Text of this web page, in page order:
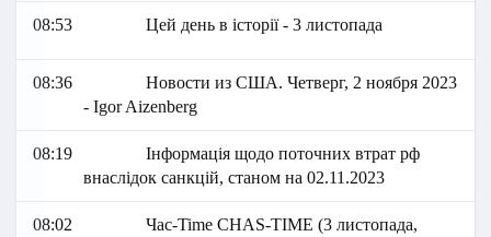
08:53 Цей день в історії - 3 листопада
08:36
Новости из США. Четверг, 2 ноября 2023
- Igor Aizenberg
08:19
Інформація щодо поточних втрат рф
внаслідок санкцій, станом на 02.11.2023
08:02
Час-Time CHAS-TIME (3 листопада,